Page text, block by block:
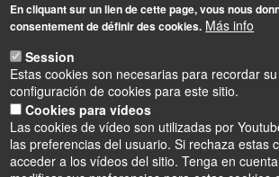
Université d'Orléans
Rue de Chartres - BP 6759
45067 Orléans cedex 2
Webmaster: François Héricourt
Mise à jour: 09/06/2026
En cliquant sur un lien de cette page, vous nous
consentement de définir des cookies. Más info
Session
Estas cookies son necesarias para recordar
configuración de cookies para este sitio.
Cookies para vídeos
Las cookies de vídeo son utilizadas por
las preferencias del usuario. Si rechaza estas
acceder a los vídeos del sitio. Tenga en